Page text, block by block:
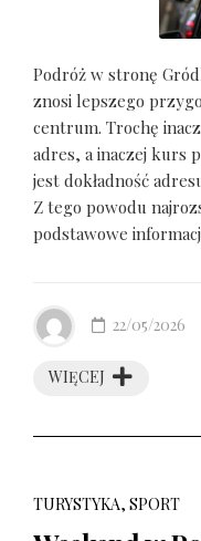
Podróż w stronę
znosi lepszego
centrum. Trochę
adres, a inaczej kurs
jest dokładność
Z tego powodu
podstawowe
WIĘCEJ
22/05/2026
TURYSTYKA, SPORT